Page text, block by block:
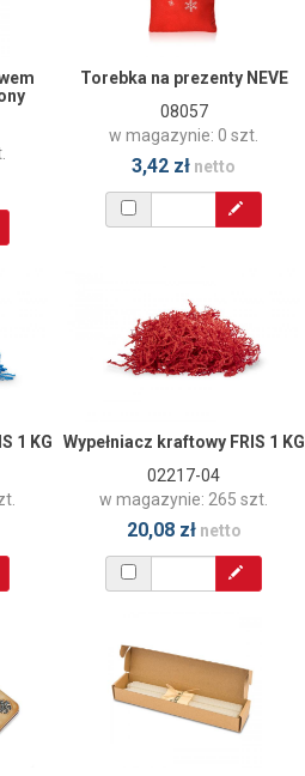
Torebka na prezenty NEVE
08057
w magazynie: 0 szt.
3,42 zł netto
1 KG
Wypełniacz kraftowy FRIS 1 KG
02217-04
w magazynie: 265 szt.
20,08 złnetto